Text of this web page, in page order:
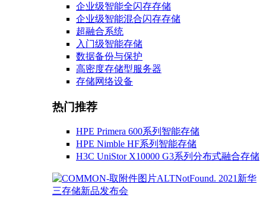
企业级智能全闪存存储
企业级智能混合闪存存储
超融合系统
入门级智能存储
数据备份与保护
高密度存储型服务器
存储网络设备
热门推荐
HPE Primera 600系列智能存储
HPE Nimble HF系列智能存储
H3C UniStor X10000 G3系列分布式融合存储
2021新华
三存储新品发布会